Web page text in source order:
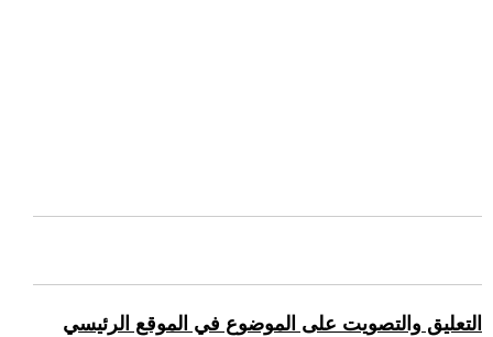
التعليق والتصويت على الموضوع في الموقع الرئيسي